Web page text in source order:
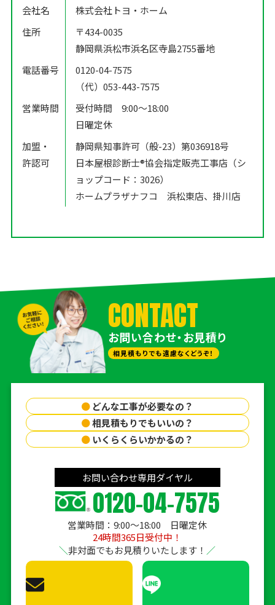
会社名
株式会社トヨ・ホーム
住所
〒434-0035
静岡県浜松市浜名区寺島2755番地
電話番号
0120-04-7575
（代）053-443-7575
営業時間
受付時間 9:00〜18:00
日曜定休
加盟・
許認可
静岡県知事許可（般-23）第036918号
日本屋根診断士®️協会指定販売工事店（シ
ョップコード：3026）
ホームプラザナフコ 浜松東店、掛川店
CONTACT
お問い合わせ・お見積り
相見積もりでも遠慮なくどうぞ！
● どんな工事が必要なの？
●相見積もりでもいいの？
● いくらくらいかかるの？
お問い合わせ専用ダイヤル
0120-04-7575
営業時間：9:00〜18:00 日曜定休
24時間365日受付中！
非対面でもお見積りいたします！